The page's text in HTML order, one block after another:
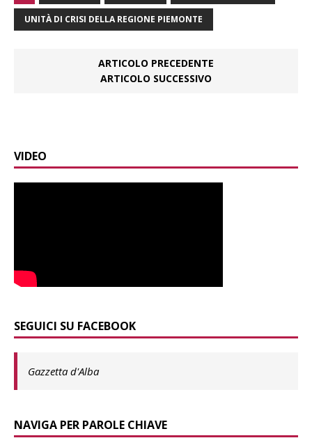
UNITÀ DI CRISI DELLA REGIONE PIEMONTE
ARTICOLO PRECEDENTE
ARTICOLO SUCCESSIVO
VIDEO
SEGUICI SU FACEBOOK
Gazzetta d'Alba
NAVIGA PER PAROLE CHIAVE